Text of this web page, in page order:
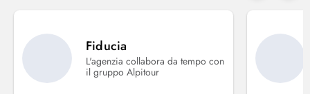
Fiducia
L'agenzia collabora da tempo con
il gruppo Alpitour